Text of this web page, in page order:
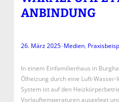
ANBINDUNG
26. März 2025–Medien,
In einem Einfamilienhaus in
Ölheizung durch eine Luft-
System ist auf den
Vorlauftemperaturen ausgelegt